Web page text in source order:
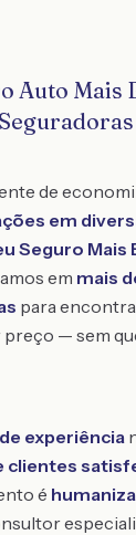
Auto Mais
de
em
Seguro Mais
em mais
para
— sem
experiência
clientes
é